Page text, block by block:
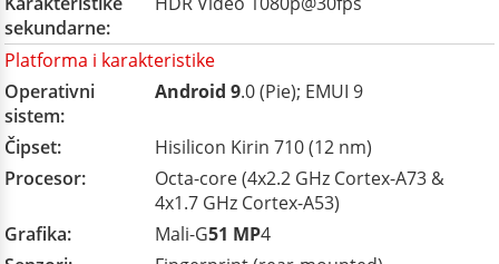
sekundarne:
Platforma i karakteristike
Operativni
sistem:
Android 9.0 (Pie); EMUI 9
Čipset:
Hisilicon Kirin 710 (12 nm)
Procesor:
Octa-core (4x2.2 GHz Cortex-A73 &
4x1.7 GHz Cortex-A53)
Grafika:
Mali-G51 MP4